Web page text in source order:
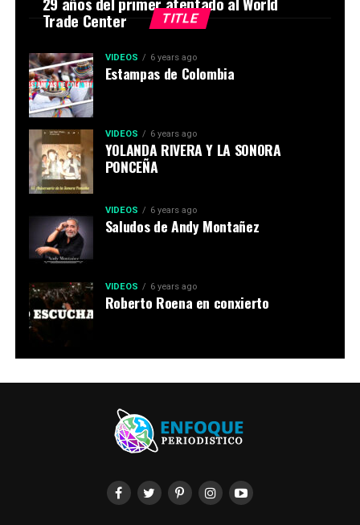
TITLE
Trade Center
VIDEOS 6 years ago
Estampas de Colombia
VIDEOS 6 years ago
YOLANDA RIVERA Y LA SONORA
PONCEÑA
VIDEOS 6 years ago
Saludos de Andy Montañez
VIDEOS 6 years ago
Roberto Roena en conxierto